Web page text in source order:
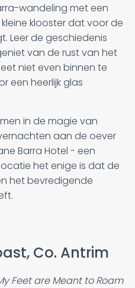
wandeling met een
klooster dat voor de
Leer de geschiedenis
van de rust van het
niet even binnen te
een heerlijk glas
in de magie van
aan de oever
Barra Hotel - een
het enige is dat de
het bevredigende
Co. Antrim
Feet are Meant to Roam